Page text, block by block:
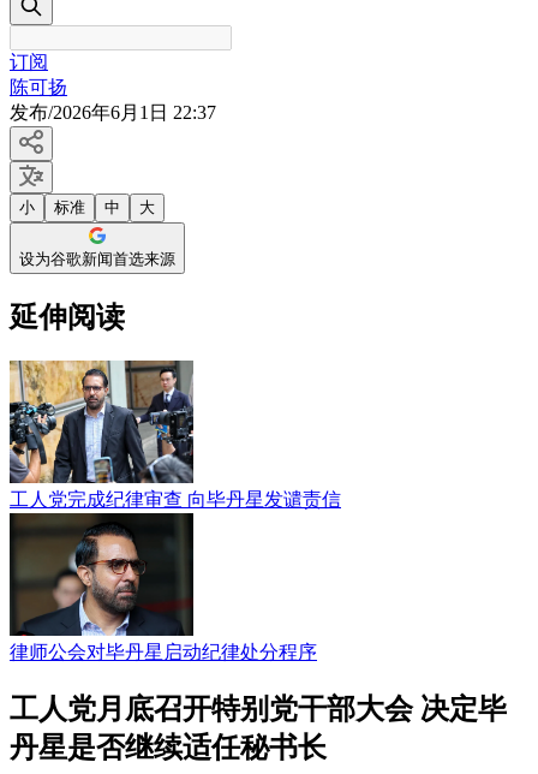
订阅
陈可扬
发布/2026年6月1日 22:37
小 标准 中 大
设为谷歌新闻首选来源
延伸阅读
工人党完成纪律审查 向毕丹星发谴责信
律师公会对毕丹星启动纪律处分程序
工人党月底召开特别党干部大会 决定毕
丹星是否继续适任秘书长